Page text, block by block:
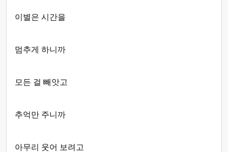
이별은 시간을
멈추게 하니까
모든 걸 빼앗고
추억만 주니까
아무리 웃어 보려고